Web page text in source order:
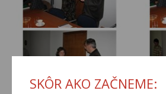
SKÔR AKO ZAČNEME: